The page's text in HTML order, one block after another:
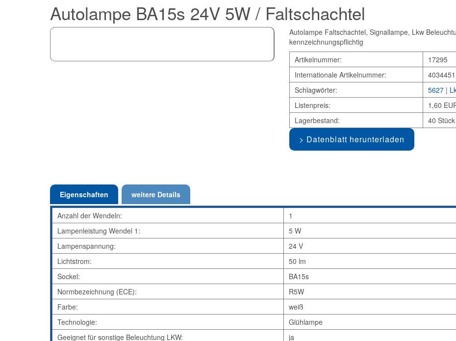
Autolampe BA15s 24V 5W / Faltschachtel
Autolampe Faltschachtel, Signallampe, Lkw
kennzeichnungspflichtig
Artikelnummer:
17295
Internationale Artikelnummer:
Schlagwörter:
5627|
Listenpreis:
1,60
Lagerbestand:
40 Stück
Datenblatt herunterladen
Eigenschaften weitere Details
Anzahl der Wendeln:
1
Lampenleistung Wendel 1:
5 W
Lampenspannung:
24 V
Lichtstrom:
50 lm
Sockel:
BA15s
Normbezeichnung (ECE):
R5W
Farbe:
weiß
Technologie:
Glühlampe
Geeignet für sonstige Beleuchtung LKW:
ja